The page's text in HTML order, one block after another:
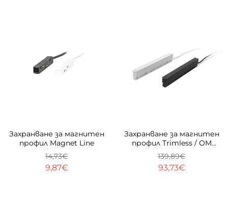
Захранване за магнитен
профил Magnet Line
9,87€
14,73€
Захранване за магнитен
профил Trimless / OM
23mm 250W
93,73€
139,89€